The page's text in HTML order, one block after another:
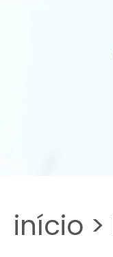
início >